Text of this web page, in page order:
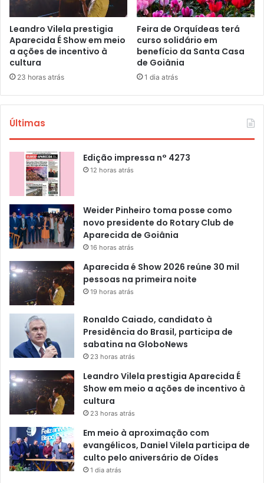
Leandro Vilela prestigia
Aparecida É Show em meio
a ações de incentivo à
cultura
23 horas atrás
Feira de Orquídeas terá
curso solidário em
benefício da Santa Casa
de Goiânia
1 dia atrás
Últimas
Edição impressa n° 4273
12 horas atrás
Weider Pinheiro toma posse como
novo presidente do Rotary Club de
Aparecida de Goiânia
16 horas atrás
Aparecida é Show 2026 reúne 30 mil
pessoas na primeira noite
19 horas atrás
Ronaldo Caiado, candidato à
Presidência do Brasil, participa de
sabatina na GloboNews
23 horas atrás
Leandro Vilela prestigia Aparecida É
Show em meio a ações de incentivo à
cultura
23 horas atrás
Em meio à aproximação com
evangélicos, Daniel Vilela participa de
culto pelo aniversário de Oídes
1 dia atrás